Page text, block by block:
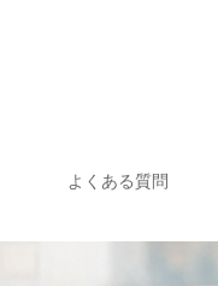
よくある質問